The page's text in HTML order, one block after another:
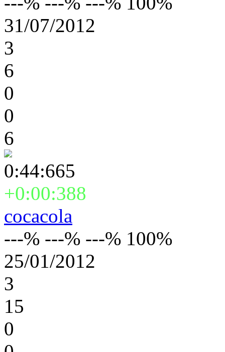
31/07/2012
3
6
0
0
6
0:44:665
+0:00:388
cocacola
---% ---% ---% 100%
25/01/2012
3
15
0